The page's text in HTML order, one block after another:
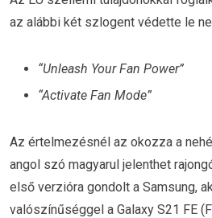
az alábbi két szlogent védette le
“Unleash Your Fan Power”
“Activate Fan Mode”
Az értelmezésnél az okozza a
angol szó magyarul jelenthet
első verzióra gondolt a Samsung,
valószínűséggel a Galaxy S21 FE